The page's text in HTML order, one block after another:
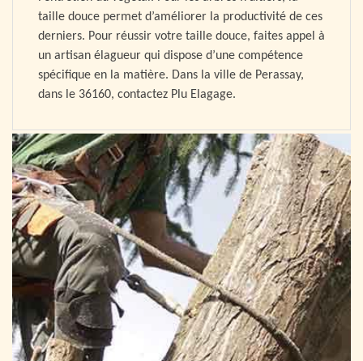
taille douce permet d’améliorer la productivité de ces
derniers. Pour réussir votre taille douce, faites appel à
un artisan élagueur qui dispose d’une compétence
spécifique en la matière. Dans la ville de Perassay,
dans le 36160, contactez Plu Elagage.